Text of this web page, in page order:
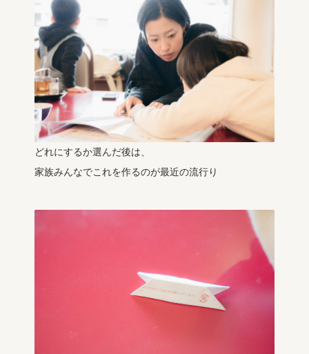
どれにするか選んだ後は、
家族みんなでこれを作るのが最近の流行り